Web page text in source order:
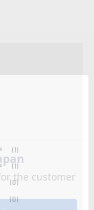
(1)
(1)
(0)
(0)